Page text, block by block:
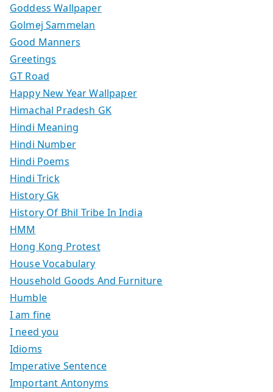
Goddess Wallpaper
Golmej Sammelan
Good Manners
Greetings
GT Road
Happy New Year Wallpaper
Himachal Pradesh GK
Hindi Meaning
Hindi Number
Hindi Poems
Hindi Trick
History Gk
History Of Bhil Tribe In India
HMM
Hong Kong Protest
House Vocabulary
Household Goods And Furniture
Humble
I am fine
I need you
Idioms
Imperative Sentence
Important Antonyms